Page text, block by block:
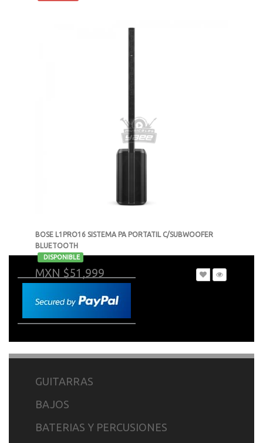
BOSE L1PRO16 SISTEMA PA PORTATIL C/SUBWOOFER
BLUETOOTH
-
DISPONIBLE
MXN $51,999
GUITARRAS
BAJOS
BATERIAS Y PERCUSIONES